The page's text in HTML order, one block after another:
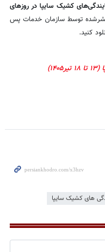
کشیک سایپا در روزهای
توسط سازمان خدمات پس
کنید.
های کشیک سایپا